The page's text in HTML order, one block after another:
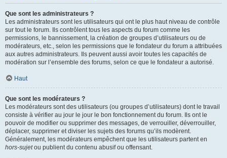
Que sont les administrateurs ?
Les administrateurs sont les utilisateurs qui ont le plus haut niveau de contrôle
sur tout le forum. Ils contrôlent tous les aspects du forum comme les
permissions, le bannissement, la création de groupes d’utilisateurs ou de
modérateurs, etc., selon les permissions que le fondateur du forum a attribuées
aux autres administrateurs. Ils peuvent aussi avoir toutes les capacités de
modération sur l’ensemble des forums, selon ce que le fondateur a autorisé.
Haut
Que sont les modérateurs ?
Les modérateurs sont des utilisateurs (ou groupes d’utilisateurs) dont le travail
consiste à vérifier au jour le jour le bon fonctionnement du forum. Ils ont le
pouvoir de modifier ou supprimer des messages, de verrouiller, déverrouiller,
déplacer, supprimer et diviser les sujets des forums qu’ils modèrent.
Généralement, les modérateurs empêchent que les utilisateurs partent en
hors-sujetou publient du contenu abusif ou offensant.